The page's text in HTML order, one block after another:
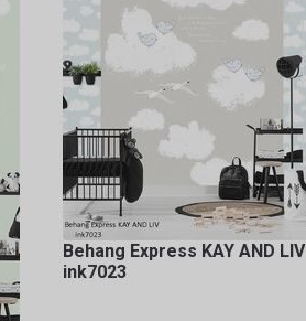
Behang Express KAY AND LIV
ink7023